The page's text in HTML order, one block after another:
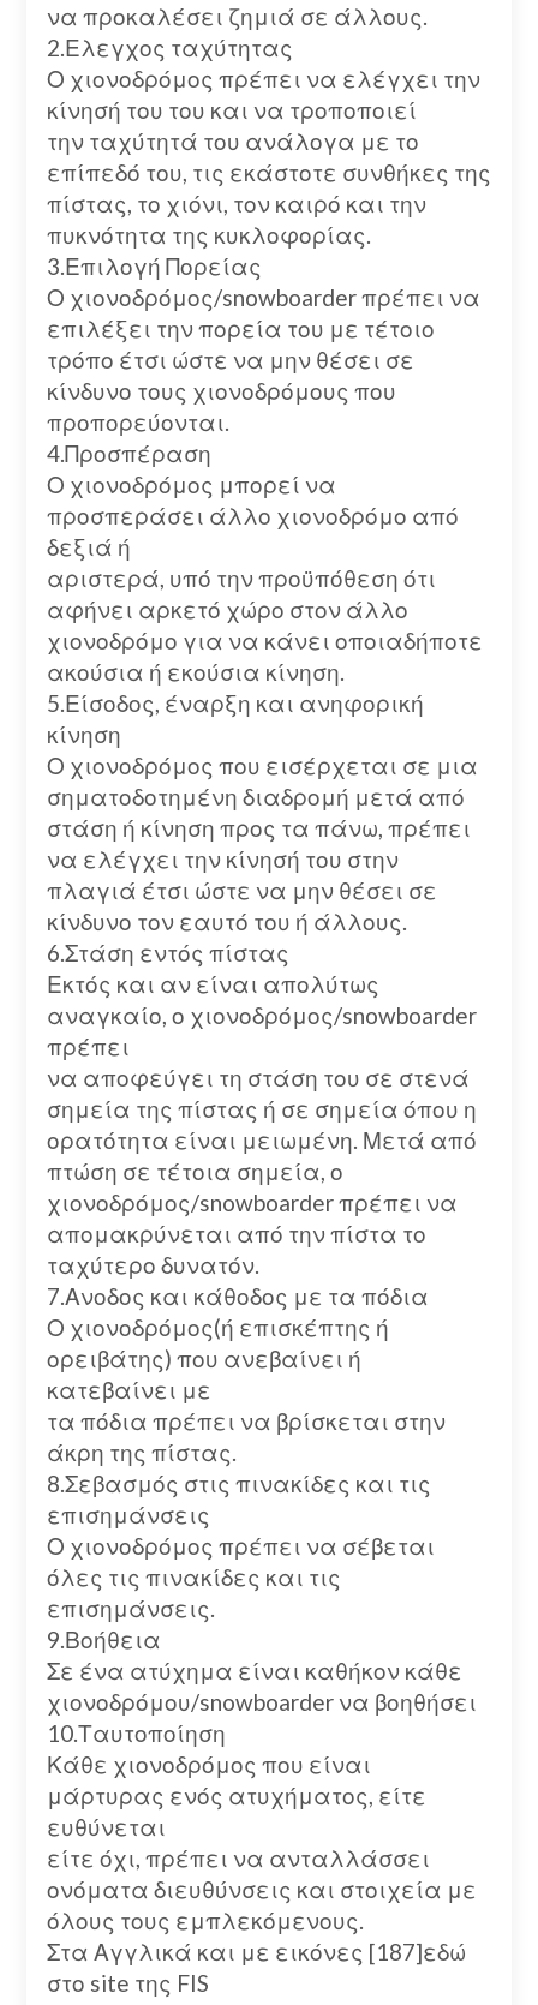
να προκαλέσει ζημιά σε άλλους.
2.Ελεγχος ταχύτητας
Ο χιονοδρόμος πρέπει να ελέγχει την
κίνησή του του και να τροποποιεί
την ταχύτητά του ανάλογα με το
επίπεδό του, τις εκάστοτε συνθήκες της
πίστας, το χιόνι, τον καιρό και την
πυκνότητα της κυκλοφορίας.
3.Επιλογή Πορείας
Ο χιονοδρόμος/snowboarder πρέπει να
επιλέξει την πορεία του με τέτοιο
τρόπο έτσι ώστε να μην θέσει σε
κίνδυνο τους χιονοδρόμους που
προπορεύονται.
4.Προσπέραση
Ο χιονοδρόμος μπορεί να
προσπεράσει άλλο χιονοδρόμο από
δεξιά ή
αριστερά, υπό την προϋπόθεση ότι
αφήνει αρκετό χώρο στον άλλο
χιονοδρόμο για να κάνει οποιαδήποτε
ακούσια ή εκούσια κίνηση.
5.Είσοδος, έναρξη και ανηφορική
κίνηση
Ο χιονοδρόμος που εισέρχεται σε μια
σηματοδοτημένη διαδρομή μετά από
στάση ή κίνηση προς τα πάνω, πρέπει
να ελέγχει την κίνησή του στην
πλαγιά έτσι ώστε να μην θέσει σε
κίνδυνο τον εαυτό του ή άλλους.
6.Στάση εντός πίστας
Εκτός και αν είναι απολύτως
αναγκαίο, ο χιονοδρόμος/snowboarder
πρέπει
να αποφεύγει τη στάση του σε στενά
σημεία της πίστας ή σε σημεία όπου η
ορατότητα είναι μειωμένη. Μετά από
πτώση σε τέτοια σημεία, ο
χιονοδρόμος/snowboarder πρέπει να
απομακρύνεται από την πίστα το
ταχύτερο δυνατόν.
7.Ανοδος και κάθοδος με τα πόδια
Ο χιονοδρόμος(ή επισκέπτης ή
ορειβάτης) που ανεβαίνει ή
κατεβαίνει με
τα πόδια πρέπει να βρίσκεται στην
άκρη της πίστας.
8.Σεβασμός στις πινακίδες και τις
επισημάνσεις
Ο χιονοδρόμος πρέπει να σέβεται
όλες τις πινακίδες και τις
επισημάνσεις.
9.Βοήθεια
Σε ένα ατύχημα είναι καθήκον κάθε
χιονοδρόμου/snowboarder να βοηθήσει
10.Ταυτοποίηση
Κάθε χιονοδρόμος που είναι
μάρτυρας ενός ατυχήματος, είτε
ευθύνεται
είτε όχι, πρέπει να ανταλλάσσει
ονόματα διευθύνσεις και στοιχεία με
όλους τους εμπλεκόμενους.
Στα Αγγλικά και με εικόνες [187]εδώ
στο site της FIS